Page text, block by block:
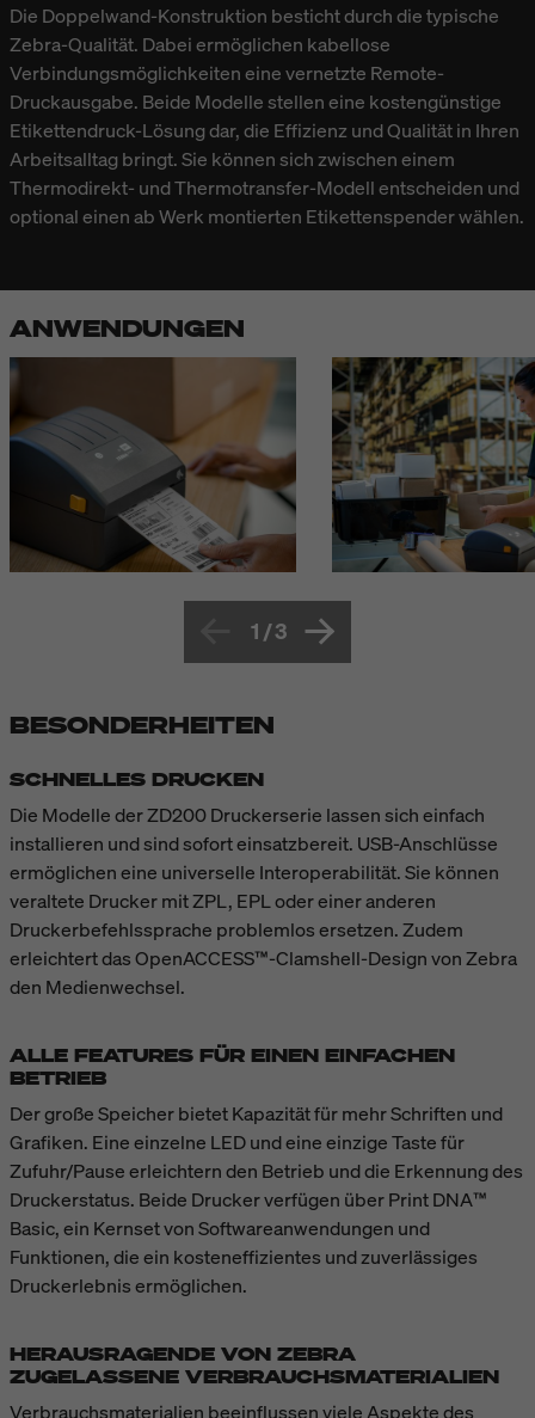
Die Doppelwand-Konstruktion besticht durch die typische
Zebra-Qualität. Dabei ermöglichen kabellose
Verbindungsmöglichkeiten eine vernetzte Remote-
Druckausgabe. Beide Modelle stellen eine kostengünstige
Etikettendruck-Lösung dar, die Effizienz und Qualität in Ihren
Arbeitsalltag bringt. Sie können sich zwischen einem
Thermodirekt- und Thermotransfer-Modell entscheiden und
optional einen ab Werk montierten Etikettenspender wählen.
ANWENDUNGEN
1 /3
BESONDERHEITEN
SCHNELLES DRUCKEN
Die Modelle der ZD200 Druckerserie lassen sich einfach
installieren und sind sofort einsatzbereit. USB-Anschlüsse
ermöglichen eine universelle Interoperabilität. Sie können
veraltete Drucker mit ZPL, EPL oder einer anderen
Druckerbefehlssprache problemlos ersetzen. Zudem
erleichtert das OpenACCESS™-Clamshell-Design von Zebra
den Medienwechsel.
ALLE FEATURES FÜR EINEN EINFACHEN
BETRIEB
Der große Speicher bietet Kapazität für mehr Schriften und
Grafiken. Eine einzelne LED und eine einzige Taste für
Zufuhr/Pause erleichtern den Betrieb und die Erkennung des
Druckerstatus. Beide Drucker verfügen über Print DNA™
Basic, ein Kernset von Softwareanwendungen und
Funktionen, die ein kosteneffizientes und zuverlässiges
Druckerlebnis ermöglichen.
HERAUSRAGENDE VON ZEBRA
ZUGELASSENE VERBRAUCHSMATERIALIEN
Verbrauchsmaterialien beeinflussen viele Aspekte des